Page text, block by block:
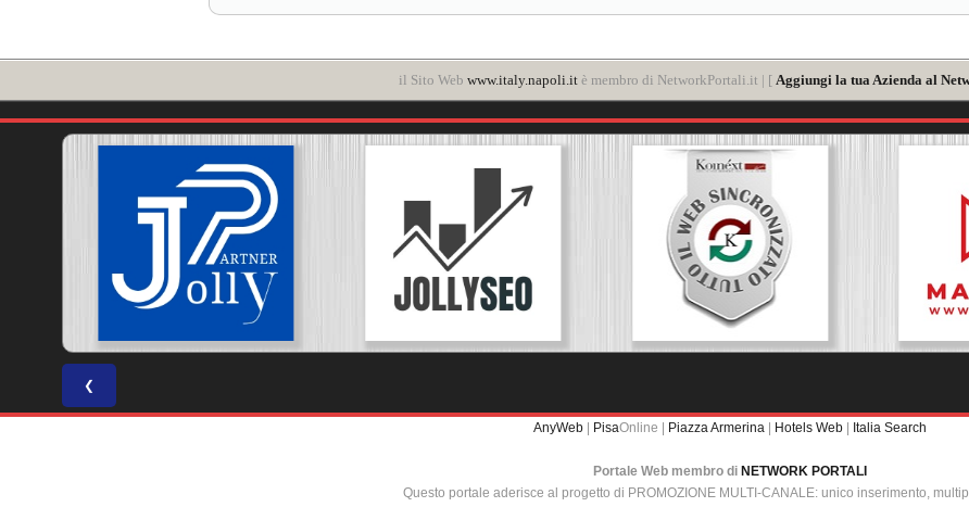
il Sito Web www.italy.napoli.itè membro di NetworkPortali.it | [ Aggiungi la tua Azienda al
❮
AnyWeb | PisaOnline | Piazza Armerina | Hotels Web | Italia Search
Portale Web membro di NETWORK PORTALI
Questo portale aderisce al progetto di PROMOZIONE MULTI-CANALE: unico inserimento,